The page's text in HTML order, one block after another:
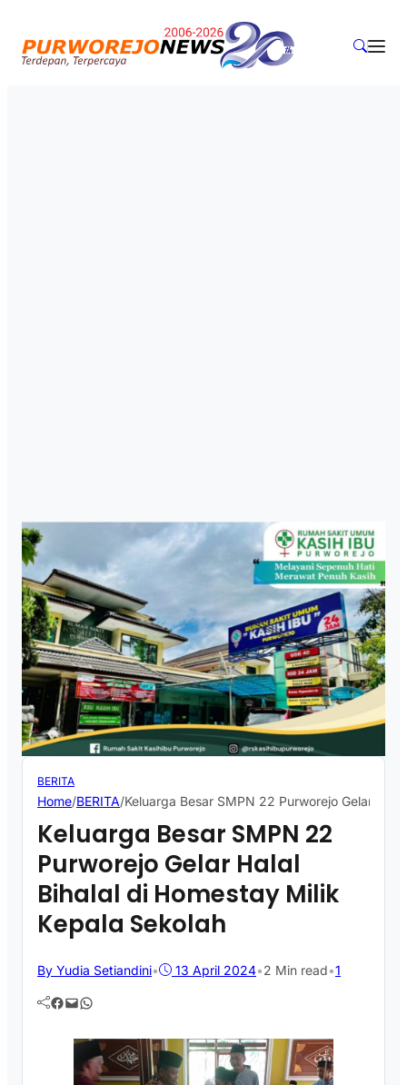
BERITA
Home/BERITA/Keluarga Besar SMPN 22 Purworejo Gelar
Keluarga Besar SMPN 22
Purworejo Gelar Halal
Bihalal di Homestay Milik
Kepala Sekolah
By Yudia Setiandini• 13 April 2024•2 Min read•1
Facebook Mail WhatsApp